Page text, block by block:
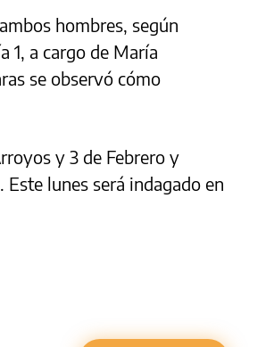
hombres, según
1, a cargo de María
se observó cómo
y 3 de Febrero y
lunes será indagado en